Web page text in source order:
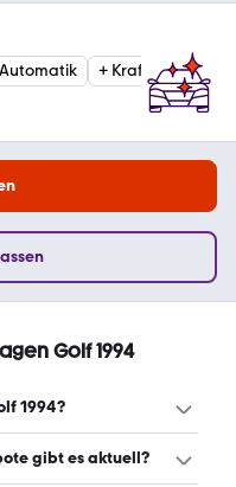
Automatik + Kraftstoffart
Golf 1994
1994?
Golf 1994 liegt
gibt es aktuell?